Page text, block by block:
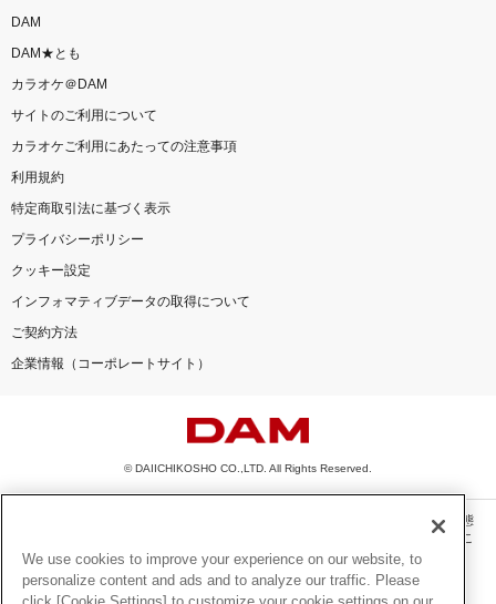
DAM
DAM★とも
カラオケ＠DAM
サイトのご利用について
カラオケご利用にあたっての注意事項
利用規約
特定商取引法に基づく表示
プライバシーポリシー
クッキー設定
インフォマティブデータの取得について
ご契約方法
企業情報（コーポレートサイト）
© DAIICHIKOSHO CO.,LTD. All Rights Reserved.
このサイトに掲載されている一切の文章・画像・写真・動画・音声等を、手段や形態
を問わず、著作権法の定める範囲を超えて無断で複製、転載、ファイル化などするこ
とを禁じます。
楽曲及びコンテンツは、機種によりご利用いただけない場合があります。
We use cookies to improve your experience on our website, to
personalize content and ads and to analyze our traffic. Please